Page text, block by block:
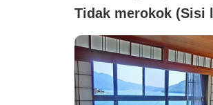
Tidak merokok (Sisi
sudut】)